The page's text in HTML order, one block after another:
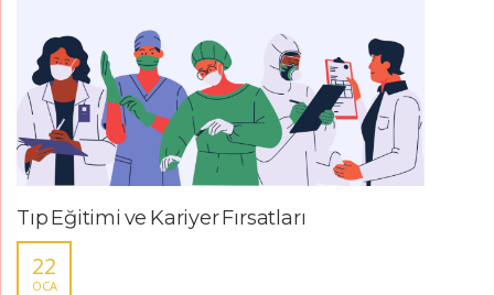
Tıp Eğitimi ve Kariyer Fırsatları
22
OCA